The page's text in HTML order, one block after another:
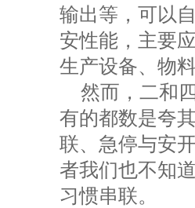
输出等，可以
安性能，主要
生产设备、物
然而，二和
有的都数是夸
联、急停与安
者我们也不知
习惯串联。